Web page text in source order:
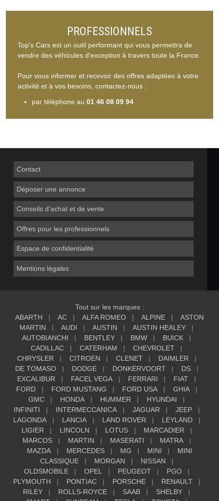
PROFESSIONNELS
Top's Cars est un outil performant qui vous permettra de
vendre des véhicules d'exception à travers toute la France.
Pour vous informer et recevoir des offres adaptées à votre
activité et à vos besoins, contactez-nous :
par téléphone au 01 46 08 09 94
Contact
Déposer une annonce
Conseils d'achat et de vente
Offres pour les professionnels
Espace de confidentialité
Mentions légales
Tout sur les marques :
ABARTH
AC ALFA ROMEO ALPINE
ASTON
MARTIN
AUDI AUSTIN
AUSTIN HEALEY
AUTOBIANCHI
BENTLEY BMW
BUICK
CADILLAC
CATERHAM
CHEVROLET
CHRYSLER
CITROEN CLENET
DAIMLER
DE TOMASO
DODGE DONKERVOORT
DS
EXCALIBUR
FACEL VEGA FERRARI
FIAT
FORD
FORD MUSTANG FORD USA
GHIA
GMC
HONDA HUMMER
HYUNDAI
INFINITI
INTERMECCANICA JAGUAR
JEEP
LAGONDA
LANCIA LAND ROVER
LEYLAND
LIGIER
LINCOLN LOTUS
MARCADIER
MARCOS
MARTIN MASERATI
MATRA
MAZDA
MERCEDES MG MINI
MINI
CLASSIQUE
MORGAN
NISSAN
OLDSMOBILE
OPEL PEUGEOT
PGO
PLYMOUTH
PONTIAC PORSCHE
RENAULT
RILEY
ROLLS-ROYCE SAAB
SHELBY